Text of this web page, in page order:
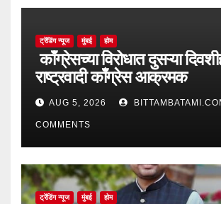
ट्रेंडिंग न्यूज मुंबई होम
काँग्रेसच्या विरोधात दुसऱ्या
राष्ट्रवादी काँग्रेस आक्रमक
AUG 5, 2026
COMMENTS
ट्रेंडिंग न्यूज मुंबई होम